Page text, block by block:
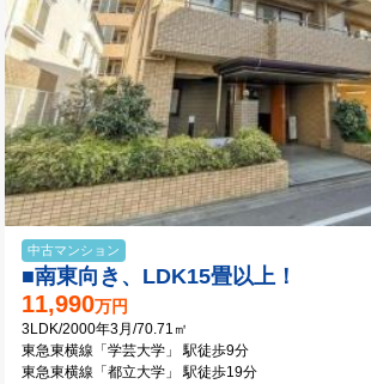
中古マンション
■南東向き、LDK15畳以上！
11,990万円
3LDK/2000年3月/70.71㎡
東急東横線「学芸大学」 駅徒歩9分
東急東横線「都立大学」 駅徒歩19分